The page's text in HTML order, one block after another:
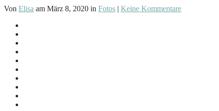
Von Elisa am März 8, 2020 in Fotos | Keine Kommentare